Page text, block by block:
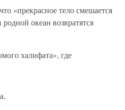
«прекрасное тело смешается
океан возвратятся
халифата», где